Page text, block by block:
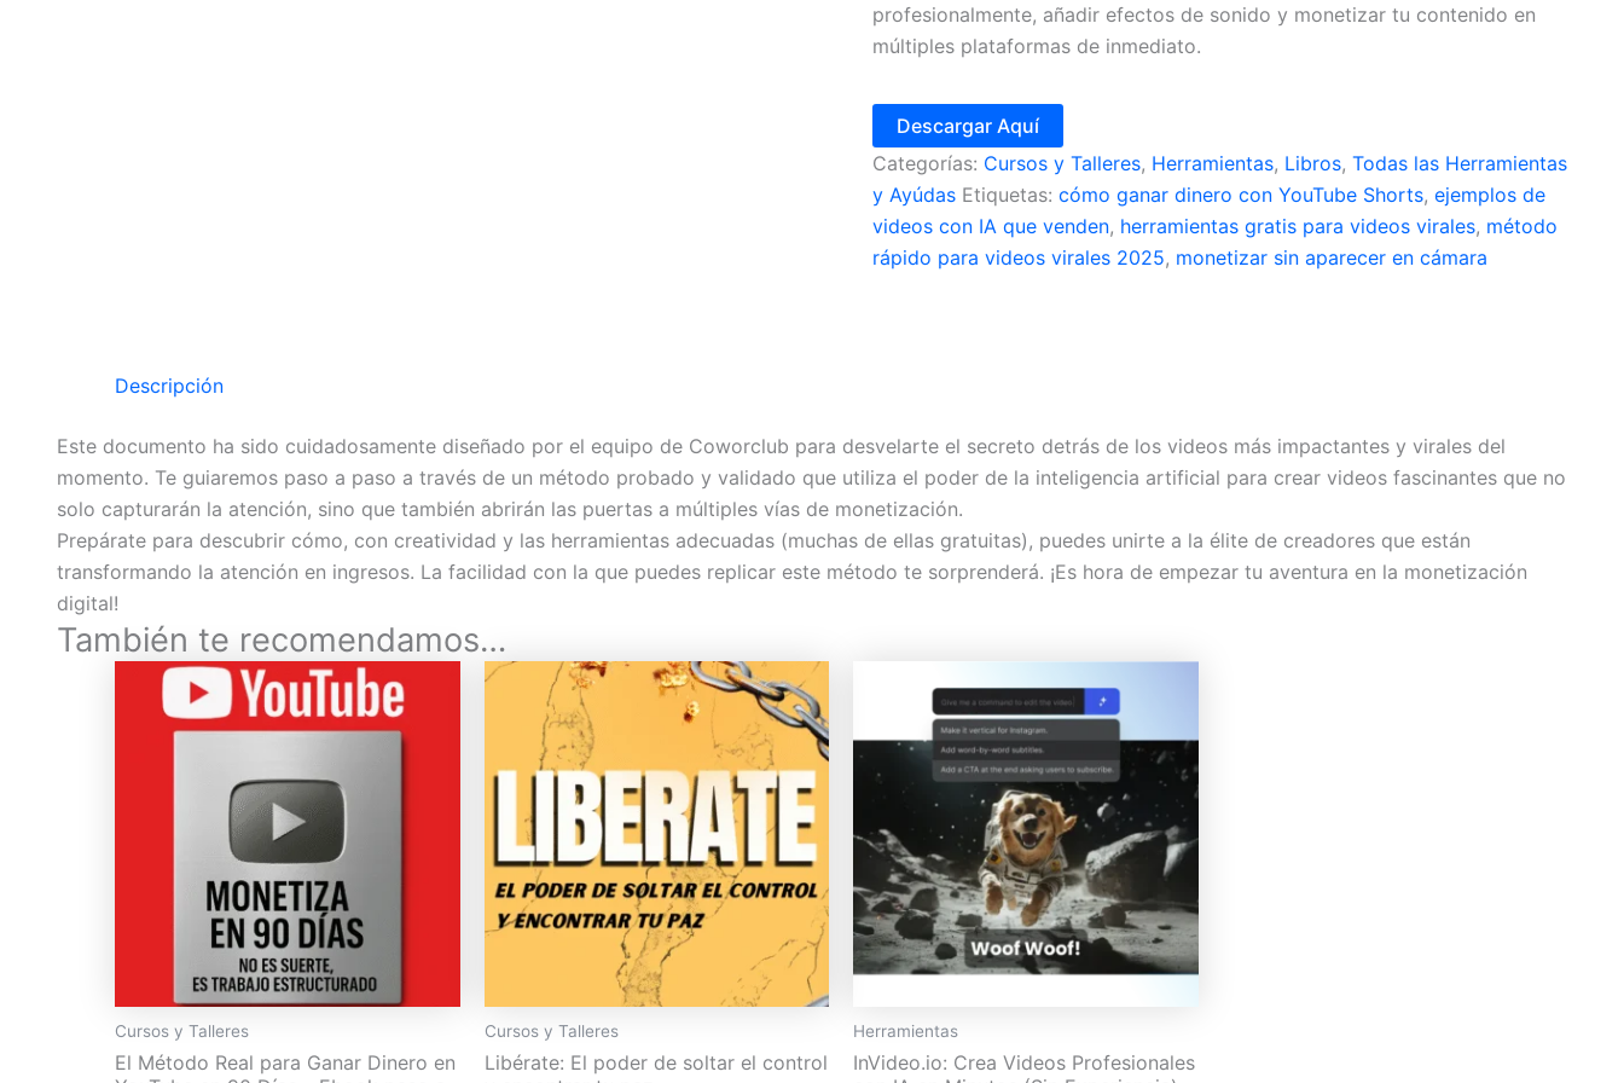
profesionalmente, añadir efectos de sonido y monetizar tu contenido en
múltiples plataformas de inmediato.
Descargar Aquí
Categorías: Cursos y Talleres, Herramientas, Libros, Todas las Herramientas
y Ayúdas Etiquetas: cómo ganar dinero con YouTube Shorts, ejemplos de
videos con IA que venden, herramientas gratis para videos virales, método
rápido para videos virales 2025, monetizar sin aparecer en cámara
Descripción
Este documento ha sido cuidadosamente diseñado por el equipo de Coworclub para desvelarte el secreto detrás de los videos más impactantes y virales del
momento. Te guiaremos paso a paso a través de un método probado y validado que utiliza el poder de la inteligencia artificial para crear videos fascinantes que no
solo capturarán la atención, sino que también abrirán las puertas a múltiples vías de monetización.
Prepárate para descubrir cómo, con creatividad y las herramientas adecuadas (muchas de ellas gratuitas), puedes unirte a la élite de creadores que están
transformando la atención en ingresos. La facilidad con la que puedes replicar este método te sorprenderá. ¡Es hora de empezar tu aventura en la monetización
digital!
También te recomendamos…
Cursos y Talleres
El Método Real para Ganar Dinero en
Cursos y Talleres
Libérate: El poder de soltar el control
Herramientas
InVideo.io: Crea Videos Profesionales